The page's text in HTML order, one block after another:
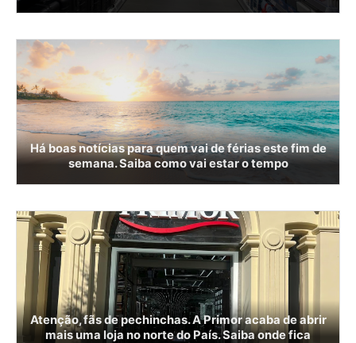
Há boas notícias para quem vai de férias este fim de
semana. Saiba como vai estar o tempo
Atenção, fãs de pechinchas. A Primor acaba de abrir
mais uma loja no norte do País. Saiba onde fica